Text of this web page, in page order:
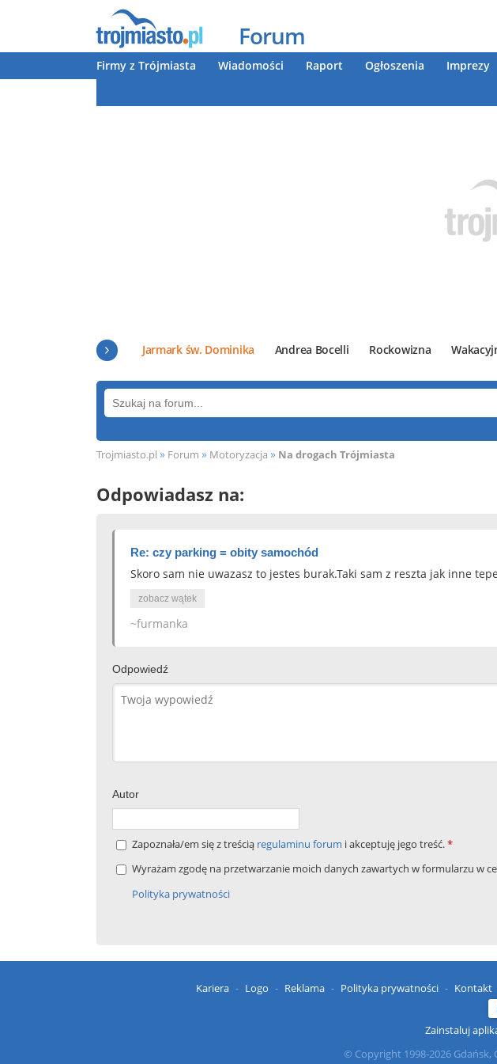
Forum
Firmy z Trójmiasta Wiadomości Raport Ogłoszenia Imprezy
Jarmark św. Dominika Andrea Bocelli Rockowizna
Trojmiasto.pl » Forum » Motoryzacja » Na drogach Trójmiasta
Odpowiadasz na:
Re: czy parking = obity samochód
Skoro sam nie uwazasz to jestes burak.Taki sam z reszta jak inne
zobacz wątek
~furmanka
Odpowiedź
Autor
Zapoznała/em się z treścią regulaminu forum i akceptuję jego treść.*
Wyrażam zgodę na przetwarzanie moich danych zawartych w formularzu w
Polityka prywatności
Kariera Logo Reklama Polityka prywatności Kontakt
Zainstaluj
© Copyright 1998-2026 Gdańsk,